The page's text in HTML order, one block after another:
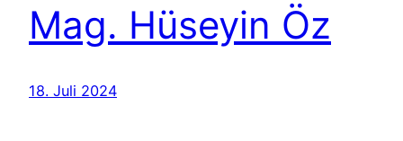
Mag. Hüseyin Öz
18. Juli 2024